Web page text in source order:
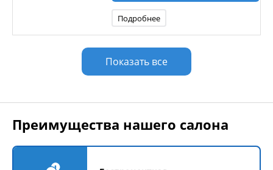
Подробнее
Показать все
Преимущества нашего салона